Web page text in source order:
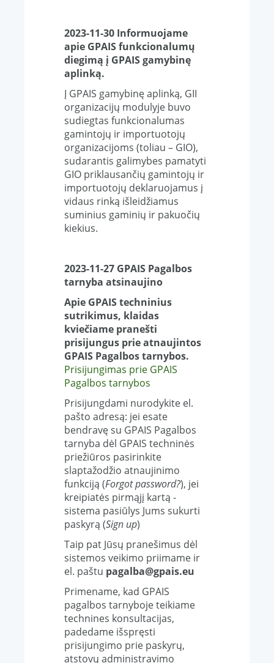
2023-11-30 Informuojame
apie GPAIS funkcionalumų
diegimą į GPAIS gamybinę
aplinką.
Į GPAIS gamybinę aplinką, GII
organizacijų modulyje buvo
sudiegtas funkcionalumas
gamintojų ir importuotojų
organizacijoms (toliau – GIO),
sudarantis galimybes pamatyti
GIO priklausančių gamintojų ir
importuotojų deklaruojamus į
vidaus rinką išleidžiamus
suminius gaminių ir pakuočių
kiekius.
2023-11-27 GPAIS Pagalbos
tarnyba atsinaujino
Apie GPAIS techninius
sutrikimus, klaidas
kviečiame pranešti
prisijungus prie atnaujintos
GPAIS Pagalbos tarnybos.
Prisijungimas prie GPAIS
Pagalbos tarnybos
Prisijungdami nurodykite el.
pašto adresą: jei esate
bendravę su GPAIS Pagalbos
tarnyba dėl GPAIS techninės
priežiūros pasirinkite
slaptažodžio atnaujinimo
funkciją (Forgot password?), jei
kreipiatės pirmąjį kartą -
sistema pasiūlys Jums sukurti
paskyrą (Sign up)
Taip pat Jūsų pranešimus dėl
sistemos veikimo priimame ir
el. paštu pagalba@gpais.eu
Primename, kad GPAIS
pagalbos tarnyboje teikiame
technines konsultacijas,
padedame išspręsti
prisijungimo prie paskyrų,
atstovų administravimo